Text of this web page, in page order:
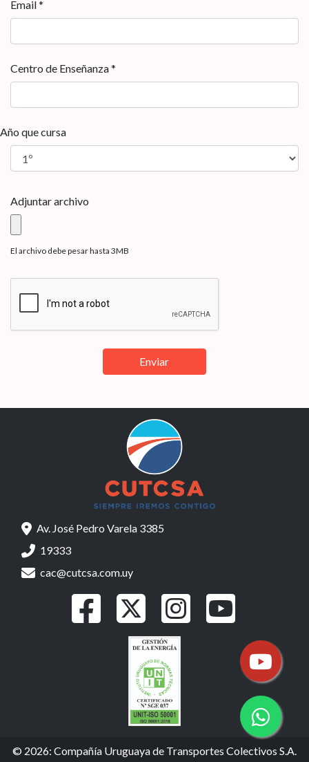
Email *
Centro de Enseñanza *
Año que cursa
Adjuntar archivo
El archivo debe pesar hasta 3MB
Av. José Pedro Varela 3385
19333
cac@cutcsa.com.uy
© 2026: Compañía Uruguaya de Transportes Colectivos S.A.